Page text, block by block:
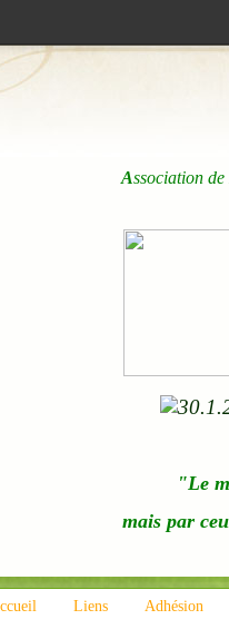
Association de
"Le
mais par
Liens Adhésion